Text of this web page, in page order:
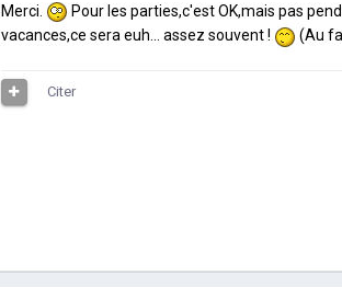
Merci. Pour les parties,c'est OK,mais pas
vacances,ce sera euh... assez souvent !
(Au
Citer